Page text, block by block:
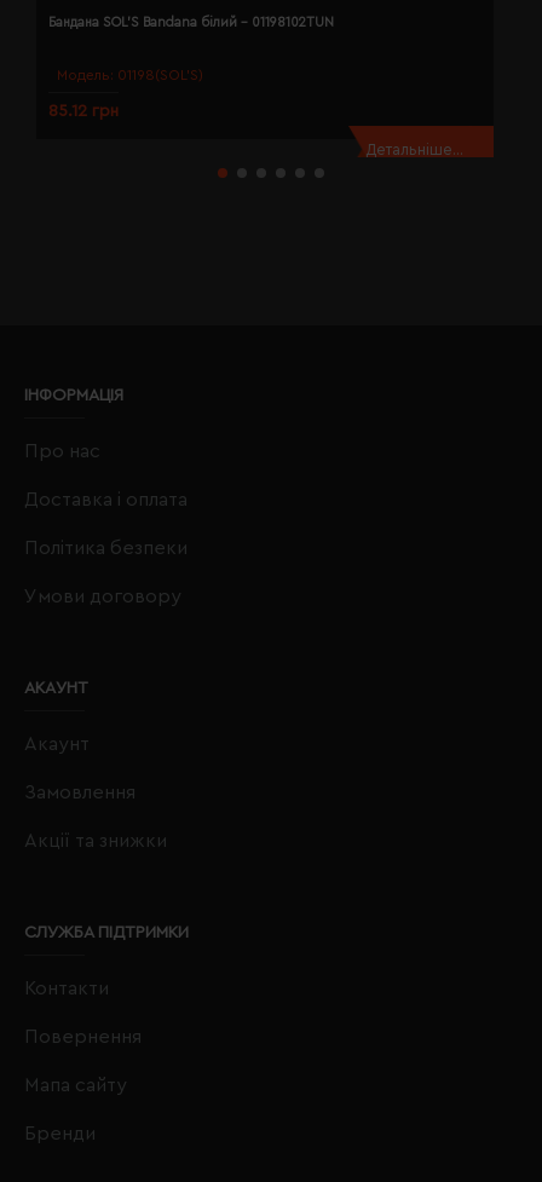
Модель: 01198(SOL’S)
Бандана SOL'S Bandana білий - 01198102TUN
85.12 грн
Детальніше...
ІНФОРМАЦІЯ
Про нас
Доставка і оплата
Політика безпеки
Умови договору
АКАУНТ
Акаунт
Замовлення
Акції та знижки
СЛУЖБА ПІДТРИМКИ
Контакти
Повернення
Мапа сайту
Бренди